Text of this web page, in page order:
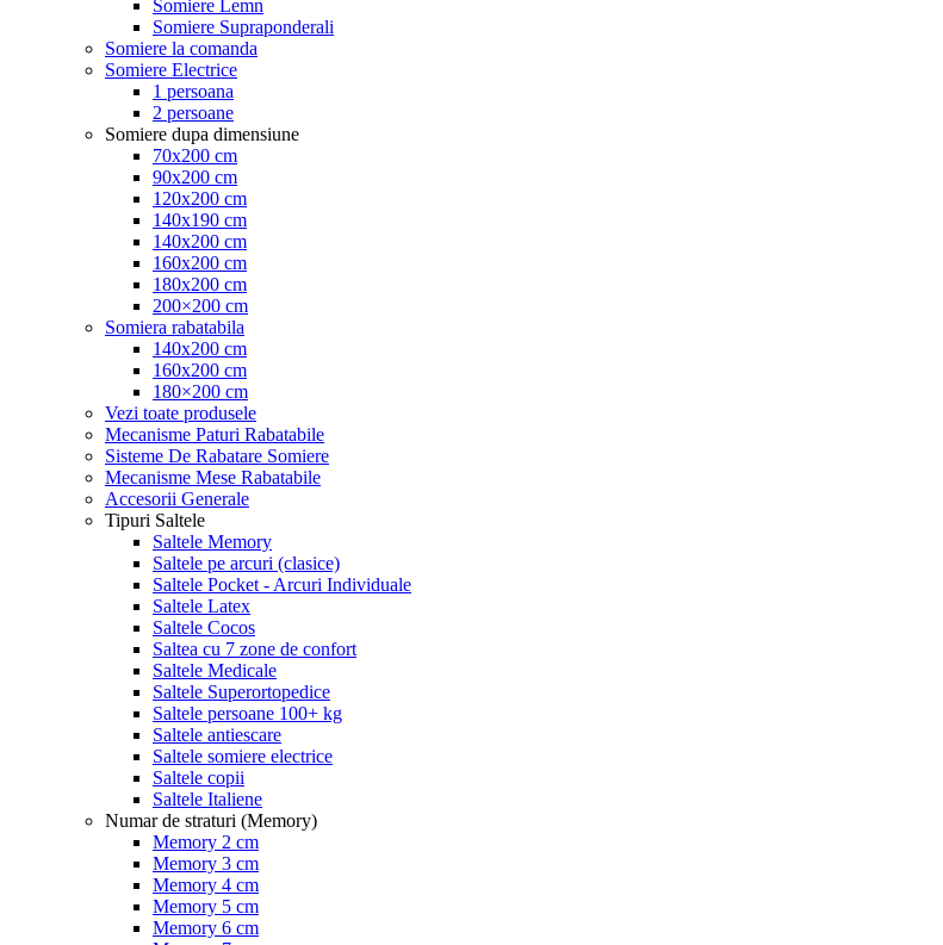
Somiere Lemn
Somiere Supraponderali
Somiere la comanda
Somiere Electrice
1 persoana
2 persoane
Somiere dupa dimensiune
70x200 cm
90x200 cm
120x200 cm
140x190 cm
140x200 cm
160x200 cm
180x200 cm
200×200 cm
Somiera rabatabila
140x200 cm
160x200 cm
180×200 cm
Vezi toate produsele
Mecanisme Paturi Rabatabile
Sisteme De Rabatare Somiere
Mecanisme Mese Rabatabile
Accesorii Generale
Tipuri Saltele
Saltele Memory
Saltele pe arcuri (clasice)
Saltele Pocket - Arcuri Individuale
Saltele Latex
Saltele Cocos
Saltea cu 7 zone de confort
Saltele Medicale
Saltele Superortopedice
Saltele persoane 100+ kg
Saltele antiescare
Saltele somiere electrice
Saltele copii
Saltele Italiene
Numar de straturi (Memory)
Memory 2 cm
Memory 3 cm
Memory 4 cm
Memory 5 cm
Memory 6 cm